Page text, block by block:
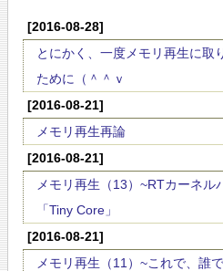
[2016-08-28]
とにかく、一度メモリ再生に取
ために（＾＾ｖ
[2016-08-21]
メモリ再生再論
[2016-08-21]
メモリ再生（13）~RTカーネル
「Tiny Core」
[2016-08-21]
メモリ再生（11）~これで、誰